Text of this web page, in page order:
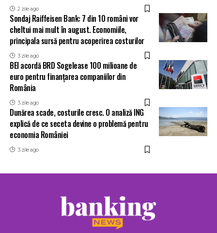
2 zile ago
Sondaj Raiffeisen Bank: 7 din 10 români vor
cheltui mai mult în august. Economiile,
principala sursă pentru acoperirea costurilor
3 zile ago
BEI acordă BRD Sogelease 100 milioane de
euro pentru finanțarea companiilor din
România
3 zile ago
Dunărea scade, costurile cresc. O analiză ING
explică de ce seceta devine o problemă pentru
economia României
3 zile ago